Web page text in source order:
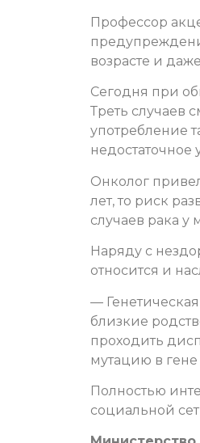
Профессор
возрасте и
Сегодня при
Треть случаев
употребление
Онколог
лет, то риск
случаев рака
Наряду с
относится и
—
близкие
проходить
мутацию в
Полностью
социальной